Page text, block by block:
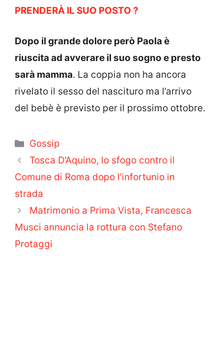
PRENDERÀ IL SUO POSTO ?
Dopo il grande dolore però Paola è
riuscita ad avverare il suo sogno e presto
sarà mamma. La coppia non ha ancora
rivelato il sesso del nascituro ma l’arrivo
del bebè è previsto per il prossimo ottobre.
Categorie
Gossip
Tosca D’Aquino, lo sfogo contro il
Comune di Roma dopo l’infortunio in
strada
Matrimonio a Prima Vista, Francesca
Musci annuncia la rottura con Stefano
Protaggi